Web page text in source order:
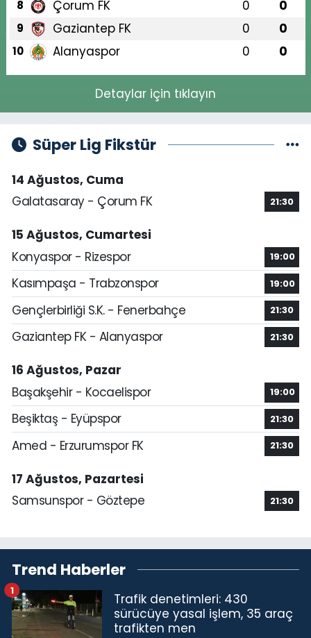
8 Çorum FK 0 0
9 Gaziantep FK 0 0
10 Alanyaspor 0 0
Detaylar için tıklayın
Süper Lig Fikstür
14 Ağustos, Cuma
Galatasaray - Çorum FK
21:30
15 Ağustos, Cumartesi
Konyaspor - Rizespor
19:00
Kasımpaşa - Trabzonspor 19:00
Gençlerbirliği S.K. - Fenerbahçe 21:30
Gaziantep FK - Alanyaspor 21:30
16 Ağustos, Pazar
Başakşehir - Kocaelispor
19:00
Beşiktaş - Eyüpspor 21:30
Amed - Erzurumspor FK 21:30
17 Ağustos, Pazartesi
Samsunspor - Göztepe
21:30
Trend Haberler
Trafik denetimleri: 430
sürücüye yasal işlem, 35 araç
trafikten men
1